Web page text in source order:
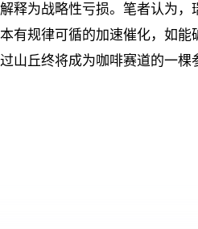
解释为战略性亏损。笔者认为，
本有规律可循的加速催化，如能
过山丘终将成为咖啡赛道的一棵